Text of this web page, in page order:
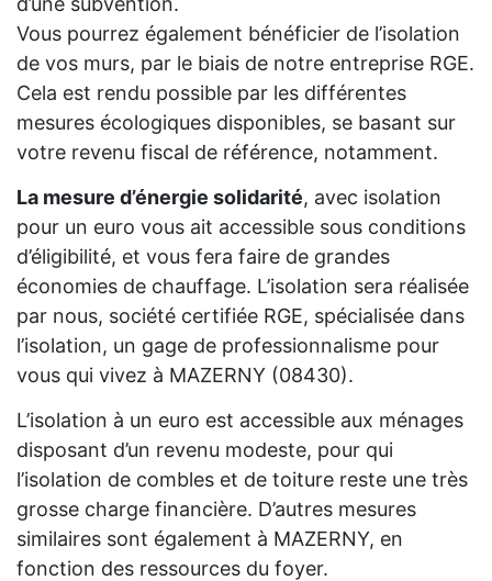
Vous pourrez également bénéficier de l’isolation
de vos murs, par le biais de notre entreprise RGE.
Cela est rendu possible par les différentes
mesures écologiques disponibles, se basant sur
votre revenu fiscal de référence, notamment.
La mesure d’énergie solidarité, avec isolation
pour un euro vous ait accessible sous conditions
d’éligibilité, et vous fera faire de grandes
économies de chauffage. L’isolation sera réalisée
par nous, société certifiée RGE, spécialisée dans
l’isolation, un gage de professionnalisme pour
vous qui vivez à MAZERNY (08430).
L’isolation à un euro est accessible aux ménages
disposant d’un revenu modeste, pour qui
l’isolation de combles et de toiture reste une très
grosse charge financière. D’autres mesures
similaires sont également à MAZERNY, en
fonction des ressources du foyer.